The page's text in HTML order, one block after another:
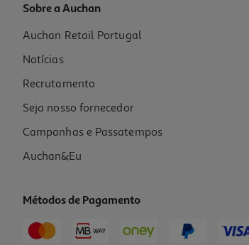
Comida Húmida Para Gato Auchan Saquetas
2.71 €/Kg
6,50 €
Sobre a Auchan
Auchan Retail Portugal
Notícias
Recrutamento
Seja nosso fornecedor
Campanhas e Passatempos
Auchan&Eu
Métodos de Pagamento